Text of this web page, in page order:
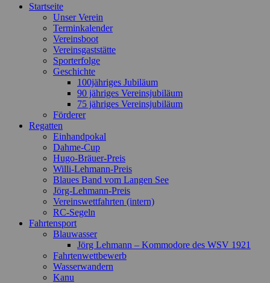
oben
Startseite
Unser Verein
Terminkalender
Vereinsboot
Vereinsgaststätte
Sporterfolge
Geschichte
100jähriges Jubiläum
90 jähriges Vereinsjubiläum
75 jähriges Vereinsjubiläum
Förderer
Regatten
Einhandpokal
Dahme-Cup
Hugo-Bräuer-Preis
Willi-Lehmann-Preis
Blaues Band vom Langen See
Jörg-Lehmann-Preis
Vereinswettfahrten (intern)
RC-Segeln
Fahrtensport
Blauwasser
Jörg Lehmann – Kommodore des WSV 1921
Fahrtenwettbewerb
Wasserwandern
Kanu